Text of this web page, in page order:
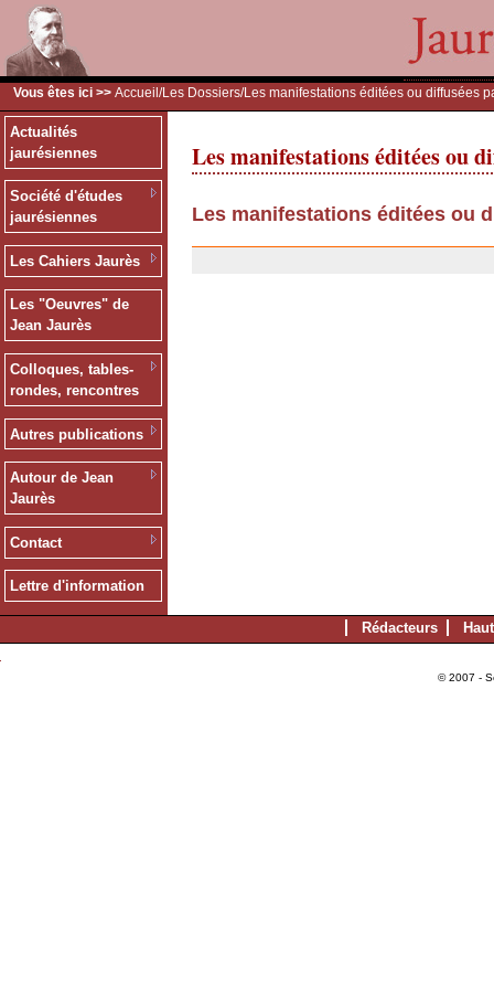
Vous êtes ici >> Accueil /Les Dossiers/Les manifestations éditées ou diffusées
Actualités
jaurésiennes
Société d'études
jaurésiennes
Les Cahiers Jaurès
Les "Oeuvres" de
Jean Jaurès
Colloques, tables-
rondes, rencontres
Autres publications
Autour de Jean
Jaurès
Contact
Lettre d'information
Les manifestations éditées ou
Les manifestations éditées ou
Rédacteurs
© 2007 -